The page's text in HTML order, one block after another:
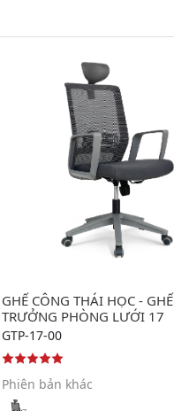
GHẾ CÔNG THÁI HỌC - GHẾ
TRƯỞNG PHÒNG LƯỚI 17
GTP-17-00
Phiên bản khác